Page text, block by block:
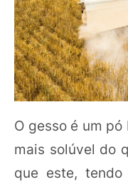
O gesso é um
mais solúvel do
que este, tendo